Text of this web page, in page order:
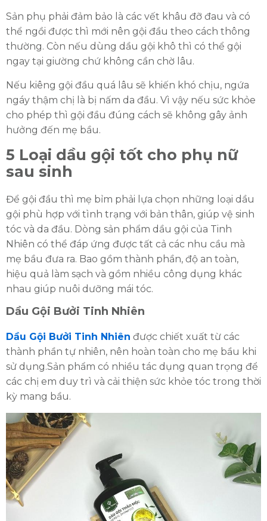
Sản phụ phải đảm bảo là các vết khâu đỡ đau và có
thể ngồi được thì mới nên gội đầu theo cách thông
thường. Còn nếu dùng dầu gội khô thì có thể gội
ngay tại giường chứ không cần chờ lâu.
Nếu kiêng gội đầu quá lâu sẽ khiến khó chịu, ngứa
ngáy thậm chị là bị nấm da đầu. Vì vậy nếu sức khỏe
cho phép thì gội đầu đúng cách sẽ không gây ảnh
hưởng đến mẹ bầu.
5 Loại dầu gội tốt cho phụ nữ
sau sinh
Để gội đầu thì mẹ bỉm phải lựa chọn những loại dầu
gội phù hợp với tình trạng với bản thân, giúp vệ sinh
tóc và da đầu. Dòng sản phẩm dầu gội của Tinh
Nhiên có thể đáp ứng được tất cả các nhu cầu mà
mẹ bầu đưa ra. Bao gồm thành phần, độ an toàn,
hiệu quả làm sạch và gồm nhiều công dụng khác
nhau giúp nuôi dưỡng mái tóc.
Dầu Gội Bưởi Tinh Nhiên
Dầu Gội Bưởi Tinh Nhiên được chiết xuất từ các
thành phần tự nhiên, nên hoàn toàn cho mẹ bầu khi
sử dụng.Sản phẩm có nhiều tác dụng quan trọng để
các chị em duy trì và cải thiện sức khỏe tóc trong thời
kỳ mang bầu.
ĐĂNG KÝ TƯ VẤN MIỄN PHÍ
HOÀN THÀNH
Đăng ký tư vấn trực tiếp 24/7:
0335587487